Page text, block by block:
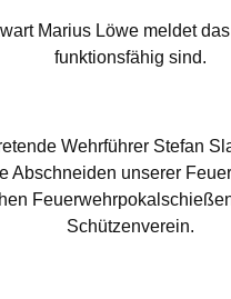
Marius Löwe meldet das
funktionsfähig sind.
Wehrführer Stefan
Abschneiden unserer
Schützenverein.